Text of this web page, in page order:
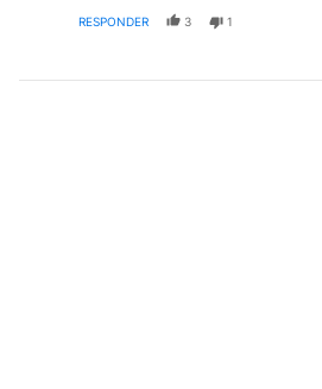
RESPONDER 3 1